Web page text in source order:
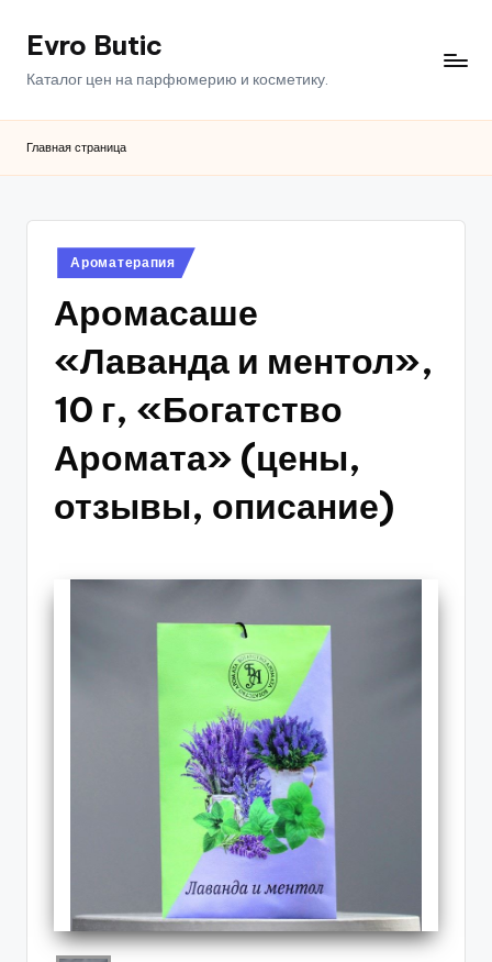
ПерейтиEvro Butic
Каталог цен на парфюмерию и косметику.
Главная страница
Опубликовано
в
Ароматерапия
Аромасаше
«Лаванда и ментол»,
10 г, «Богатство
Аромата» (цены,
отзывы, описание)